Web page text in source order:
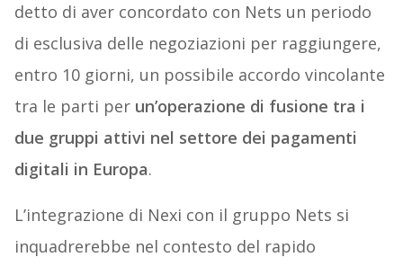
detto di aver concordato con Nets un periodo
di esclusiva delle negoziazioni per raggiungere,
entro 10 giorni, un possibile accordo vincolante
tra le parti per un’operazione di fusione tra i
due gruppi attivi nel settore dei pagamenti
digitali in Europa.
L’integrazione di Nexi con il gruppo Nets si
inquadrerebbe nel contesto del rapido